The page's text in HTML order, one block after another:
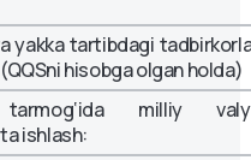
yakka tartibdagi
hisobga olgan holda)
milliy
ishlash: